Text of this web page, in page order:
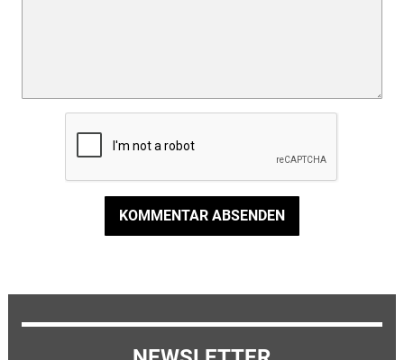
KOMMENTAR ABSENDEN